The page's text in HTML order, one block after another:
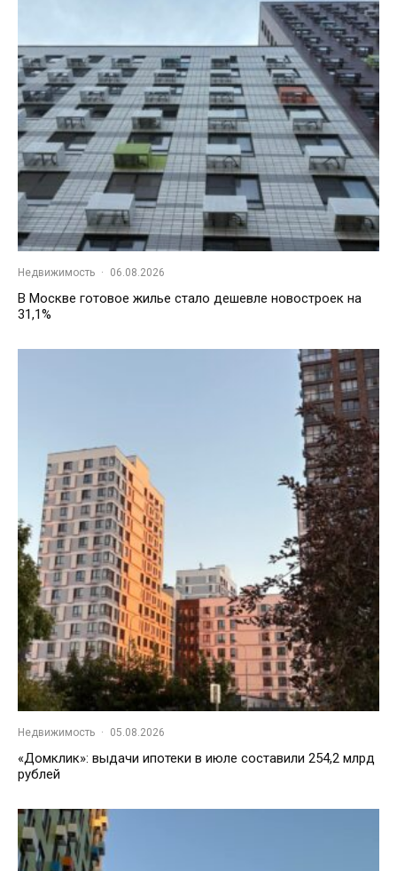
Недвижимость · 06.08.2026
В Москве готовое жилье стало дешевле новостроек на
31,1%
Недвижимость · 05.08.2026
«Домклик»: выдачи ипотеки в июле составили 254,2 млрд
рублей